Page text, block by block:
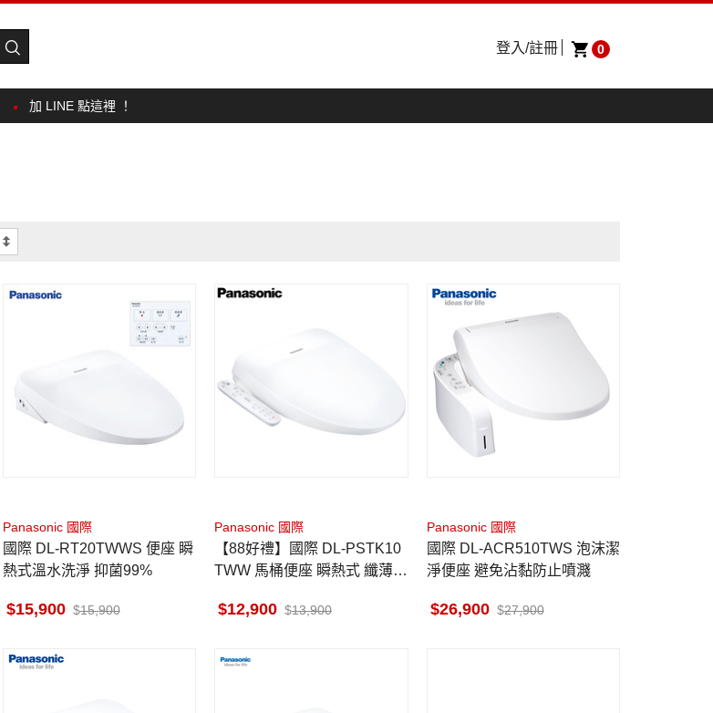
0
登入/註冊
加 LINE 點這裡 ！
Panasonic 國際
國際 DL-RT20TWWS 便座 瞬
熱式溫水洗淨 抑菌99%
15,900 15,900
Panasonic 國際
【88好禮】國際 DL-PSTK10
TWW 馬桶便座 瞬熱式 纖薄美
12,900 13,900
Panasonic 國際
國際 DL-ACR510TWS 泡沫潔
淨便座 避免沾黏防止噴濺
26,900 27,900